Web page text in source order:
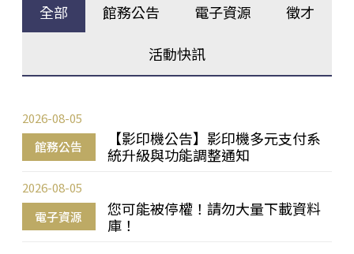
全部 館務公告 電子資源 徵才
活動快訊
館務公告
【影印機公告】影印機多元支付系
統升級與功能調整通知
2026-08-05
電子資源
您可能被停權！請勿大量下載資料
庫！
2026-08-05